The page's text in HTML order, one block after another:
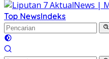
Top NewsIndeks